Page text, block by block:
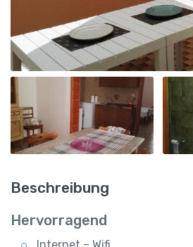
Beschreibung
Hervorragend